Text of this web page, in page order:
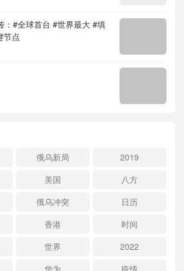
：#全球首台 #世界最大 #填
节点
俄乌新局
2019
美国
八方
俄乌冲突
日历
香港
时间
世界
2022
华为
疫情